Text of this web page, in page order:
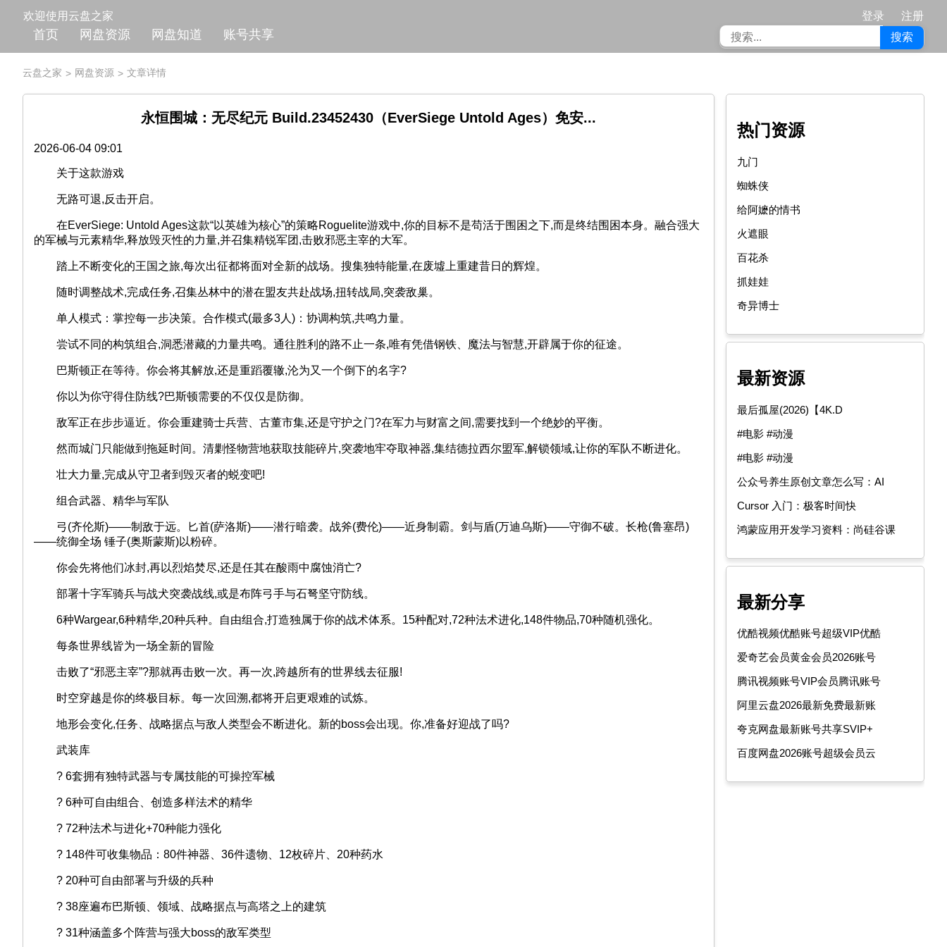
欢迎使用云盘之家 登录 注册
首页 网盘资源 网盘知道 账号共享 搜索
云盘之家 > 网盘资源 > 文章详情
永恒围城：无尽纪元 Build.23452430（EverSiege Untold Ages）免安...
2026-06-04 09:01
关于这款游戏
无路可退,反击开启。
在EverSiege: Untold Ages这款“以英雄为核心”的策略Roguelite游戏中,你的目标不是苟活于围困之下,而是终结围困本身。融合强大
的军械与元素精华,释放毁灭性的力量,并召集精锐军团,击败邪恶主宰的大军。
踏上不断变化的王国之旅,每次出征都将面对全新的战场。搜集独特能量,在废墟上重建昔日的辉煌。
随时调整战术,完成任务,召集丛林中的潜在盟友共赴战场,扭转战局,突袭敌巢。
单人模式：掌控每一步决策。合作模式(最多3人)：协调构筑,共鸣力量。
尝试不同的构筑组合,洞悉潜藏的力量共鸣。通往胜利的路不止一条,唯有凭借钢铁、魔法与智慧,开辟属于你的征途。
巴斯顿正在等待。你会将其解放,还是重蹈覆辙,沦为又一个倒下的名字?
你以为你守得住防线?巴斯顿需要的不仅仅是防御。
敌军正在步步逼近。你会重建骑士兵营、古董市集,还是守护之门?在军力与财富之间,需要找到一个绝妙的平衡。
然而城门只能做到拖延时间。清剿怪物营地获取技能碎片,突袭地牢夺取神器,集结德拉西尔盟军,解锁领域,让你的军队不断进化。
壮大力量,完成从守卫者到毁灭者的蜕变吧!
组合武器、精华与军队
弓(齐伦斯)——制敌于远。匕首(萨洛斯)——潜行暗袭。战斧(费伦)——近身制霸。剑与盾(万迪乌斯)——守御不破。长枪(鲁塞昂)
——统御全场 锤子(奥斯蒙斯)以粉碎。
你会先将他们冰封,再以烈焰焚尽,还是任其在酸雨中腐蚀消亡?
部署十字军骑兵与战犬突袭战线,或是布阵弓手与石弩坚守防线。
6种Wargear,6种精华,20种兵种。自由组合,打造独属于你的战术体系。15种配对,72种法术进化,148件物品,70种随机强化。
每条世界线皆为一场全新的冒险
击败了“邪恶主宰”?那就再击败一次。再一次,跨越所有的世界线去征服!
时空穿越是你的终极目标。每一次回溯,都将开启更艰难的试炼。
地形会变化,任务、战略据点与敌人类型会不断进化。新的boss会出现。你,准备好迎战了吗?
武装库
? 6套拥有独特武器与专属技能的可操控军械
? 6种可自由组合、创造多样法术的精华
? 72种法术与进化+70种能力强化
? 148件可收集物品：80件神器、36件遗物、12枚碎片、20种药水
? 20种可自由部署与升级的兵种
? 38座遍布巴斯顿、领域、战略据点与高塔之上的建筑
? 31种涵盖多个阵营与强大boss的敌军类型
热门资源
九门
蜘蛛侠
给阿嬷的情书
火遮眼
百花杀
抓娃娃
奇异博士
最新资源
最后孤屋(2026)【4K.D
#电影 #动漫
#电影 #动漫
公众号养生原创文章怎么写：AI
Cursor 入门：极客时间快
鸿蒙应用开发学习资料：尚硅谷课
最新分享
优酷视频优酷账号超级VIP优酷
爱奇艺会员黄金会员2026账号
腾讯视频账号VIP会员腾讯账号
阿里云盘2026最新免费最新账
夸克网盘最新账号共享SVIP+
百度网盘2026账号超级会员云